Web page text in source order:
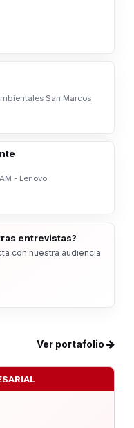
San Marcos
- Lenovo
entrevistas?
con nuestra audiencia
Ver portafolio